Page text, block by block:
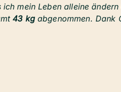
mein Leben alleine
43 kgabgenommen. Dank